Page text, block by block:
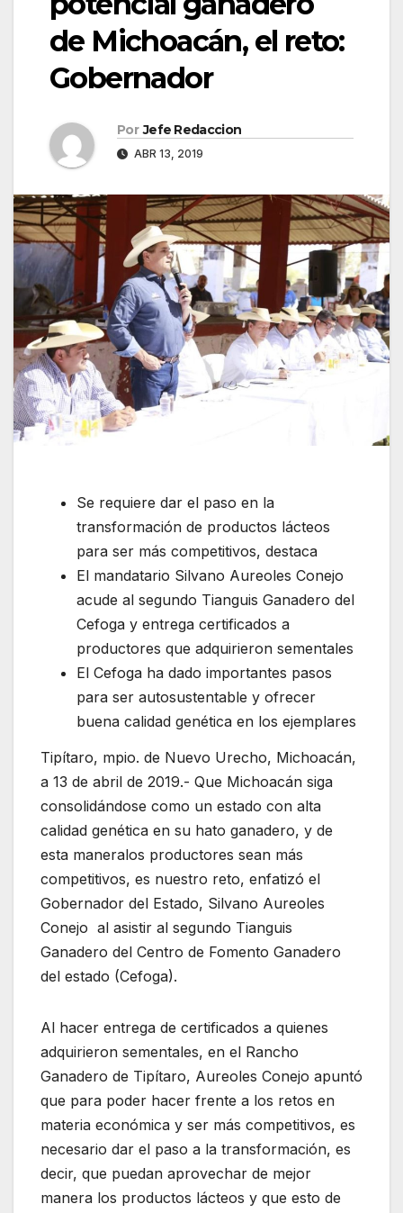
de Michoacán, el reto:
Gobernador
Por Jefe Redaccion
ABR 13, 2019
Se requiere dar el paso en la
transformación de productos lácteos
para ser más competitivos, destaca
El mandatario Silvano Aureoles Conejo
acude al segundo Tianguis Ganadero del
Cefoga y entrega certificados a
productores que adquirieron sementales
El Cefoga ha dado importantes pasos
para ser autosustentable y ofrecer
buena calidad genética en los ejemplares
Tipítaro, mpio. de Nuevo Urecho, Michoacán,
a 13 de abril de 2019.- Que Michoacán siga
consolidándose como un estado con alta
calidad genética en su hato ganadero, y de
esta maneralos productores sean más
competitivos, es nuestro reto, enfatizó el
Gobernador del Estado, Silvano Aureoles
Conejo al asistir al segundo Tianguis
Ganadero del Centro de Fomento Ganadero
del estado (Cefoga).
Al hacer entrega de certificados a quienes
adquirieron sementales, en el Rancho
Ganadero de Tipítaro, Aureoles Conejo apuntó
que para poder hacer frente a los retos en
materia económica y ser más competitivos, es
necesario dar el paso a la transformación, es
decir, que puedan aprovechar de mejor
manera los productos lácteos y que esto de